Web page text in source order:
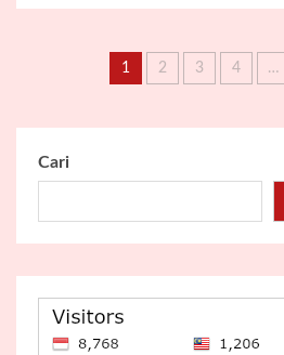
Paginasi
pos
1 2 3 4 …
Cari